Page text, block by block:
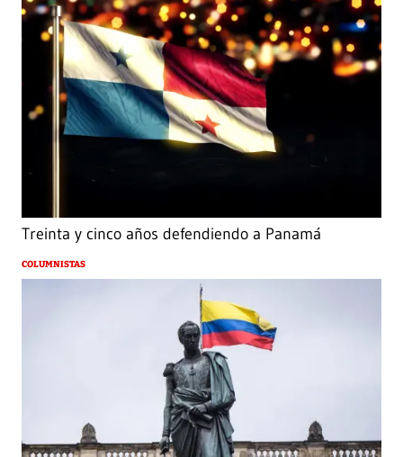
Treinta y cinco años defendiendo a Panamá
COLUMNISTAS